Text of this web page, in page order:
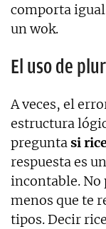
comporta igual
un wok.
El uso de
A veces, el
estructura
preguntasi
respuesta es
incontable. No
menos que te
tipos. Decir